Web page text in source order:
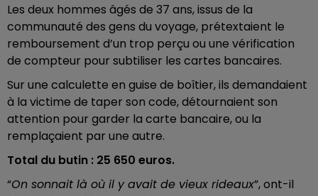
Les deux hommes âgés de 37 ans, issus de la
communauté des gens du voyage, prétextaient le
remboursement d’un trop perçu ou une vérification
de compteur pour subtiliser les cartes bancaires.
Sur une calculette en guise de boîtier, ils demandaient
à la victime de taper son code, détournaient son
attention pour garder la carte bancaire, ou la
remplaçaient par une autre.
Total du butin : 25 650 euros.
“On sonnait là où il y avait de vieux rideaux”, ont-il